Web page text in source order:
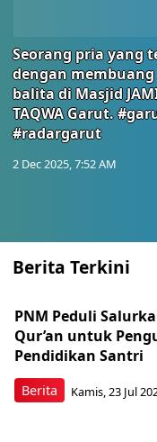
Seorang pria yang
dengan membuang
balita di Masjid
TAQWA Garut.
#radargarut
2 Dec 2025, 7:52 AM
Berita Terkini
Berita
PNM Peduli
Qur’an untuk
Pendidikan Santri
Kamis, 23 Jul